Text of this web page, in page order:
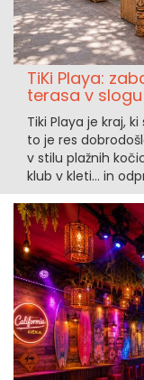
TiKi Playa:
terasa v
Tiki Playa je kraj,
to je res
v stilu plažnih
klub v kleti... in